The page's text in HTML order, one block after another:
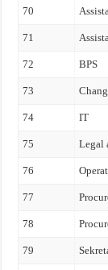
70
71
72 BPS
73
74 IT
75 Legal
76
77
78
79